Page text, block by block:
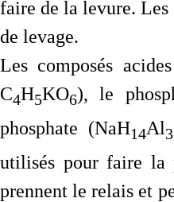
faire de la levure. Les
de levage.
Les composés
C4H5KO6), le
phosphate (NaH14Al3
utilisés pour faire la
prennent le relais et